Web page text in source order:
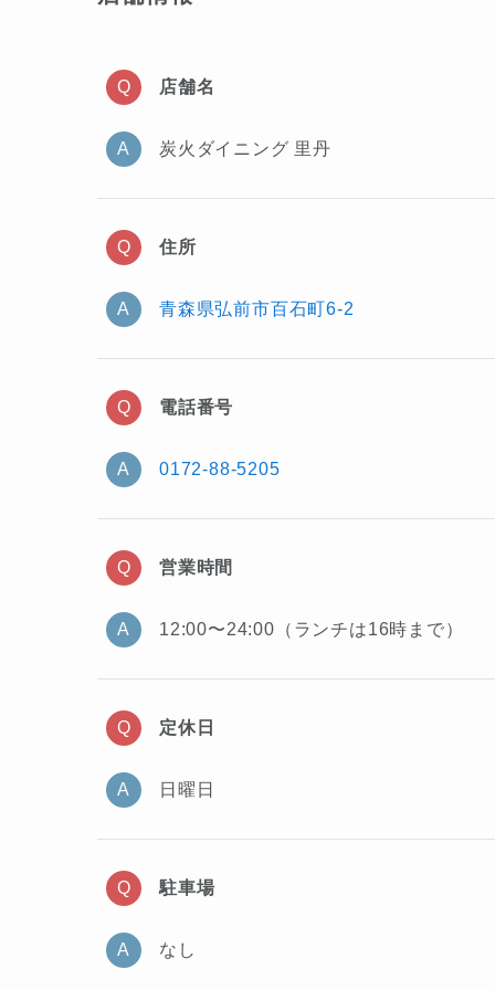
店舗名
炭火ダイニング 里丹
住所
青森県弘前市百石町6-2
電話番号
0172-88-5205
営業時間
12:00〜24:00（ランチは16時まで）
定休日
日曜日
駐車場
なし